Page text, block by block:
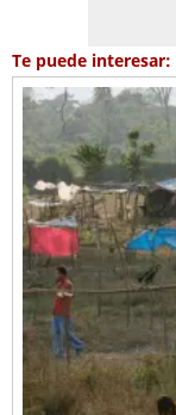
Te puede interesar: